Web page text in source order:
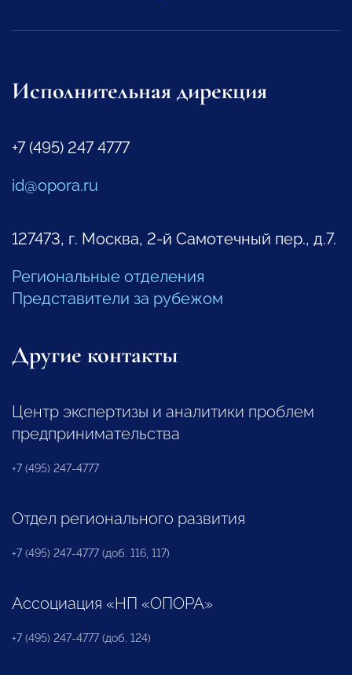
Исполнительная дирекция
+7 (495) 247 4777
id@opora.ru
127473, г. Москва, 2-й Самотечный пер., д.7.
Региональные отделения
Представители за рубежом
Другие контакты
Центр экспертизы и аналитики проблем
предпринимательства
+7 (495) 247-4777
Отдел регионального развития
+7 (495) 247-4777 (доб. 116, 117)
Ассоциация «НП «ОПОРА»
+7 (495) 247-4777 (доб. 124)